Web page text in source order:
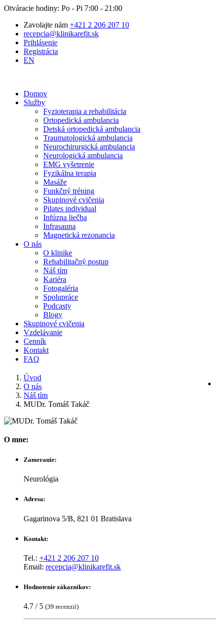
Otváracie hodiny: Po - Pi 7:00 - 21:00
Zavolajte nám +421 2 206 207 10
recepcia@klinikarefit.sk
Prihlásenie
Registrácia
EN
Domov
Služby
Fyzioterapia a rehabilitácia
Ortopedická ambulancia
Detská ortopedická ambulancia
Traumatologická ambulancia
Neurochirurgická ambulancia
Neurologická ambulancia
EMG vyšetrenie
Fyzikálna terapia
Masáže
Funkčný tréning
Skupinové cvičenia
Pilates individual
Infúzna liečba
Infrasauna
Magnetická rezonancia
O nás
O klinike
Rehabilitačný postup
Náš tím
Kariéra
Fotogaléria
Spolupráce
Podcasty
Blogy
Skupinové cvičenia
Vzdelávanie
Cenník
Kontakt
FAQ
Úvod
O nás
Náš tím
MUDr. Tomáš Takáč
O mne:
Zameranie:
Neurológia
Adresa:
Gagarinova 5/B, 821 01 Bratislava
Kontakt:
Tel.: +421 2 206 207 10
Email: recepcia@klinikarefit.sk
Hodnotenie zákazníkov:
4.7 / 5 (39 recenzií)